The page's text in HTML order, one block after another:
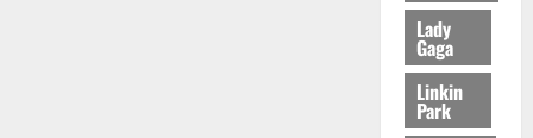
Lady
Gaga
Linkin
Park